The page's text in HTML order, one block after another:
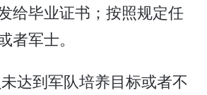
给毕业证书；按照规定任
者军士。
达到军队培养目标或者不